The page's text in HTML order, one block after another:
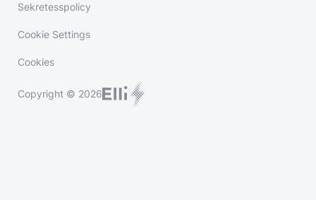
Sekretesspolicy
Cookie Settings
Cookies
Copyright © 2026